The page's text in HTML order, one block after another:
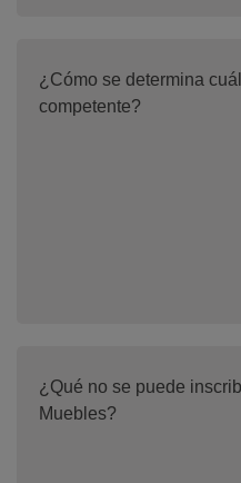
¿Cómo se determina
competente?
¿Qué no se puede
Muebles?